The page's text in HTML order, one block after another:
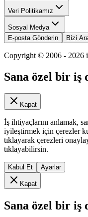
Veri Politikamız
Sosyal Medya
E-posta Gönderin
Bizi
Copyright © 2006 - 2026
Sana özel bir iş
Kapat
İş ihtiyaçlarını anlamak,
iyileştirmek için çerezler
tıklayarak çerezleri
tıklayabilirsin.
Kabul Et Ayarlar
Kapat
Sana özel bir iş